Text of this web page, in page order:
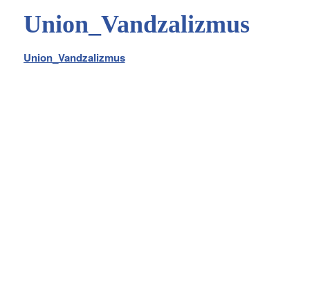
Union_Vandzalizmus
Union_Vandzalizmus